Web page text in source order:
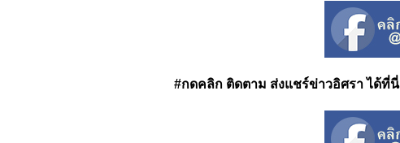
#กดคลิก ติดตาม ส่งแชร์ข่าวอิศรา ได้ที่นี่